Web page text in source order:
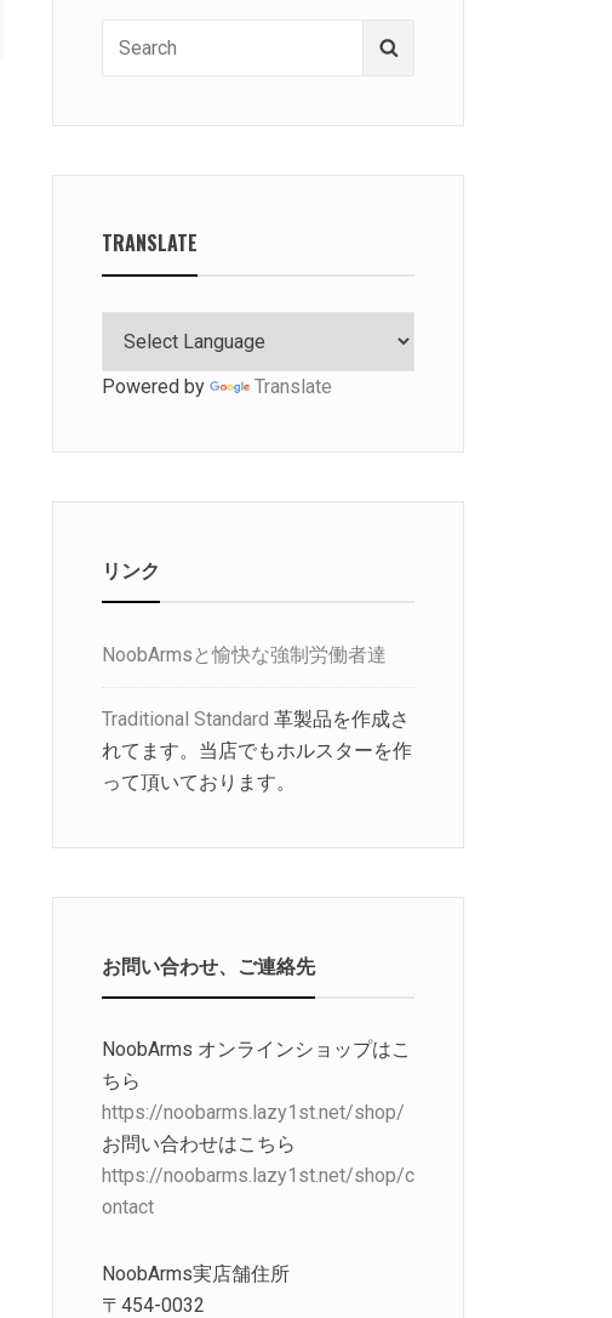
TRANSLATE
Powered by Translate
リンク
NoobArmsと愉快な強制労働者達
Traditional Standard 革製品を作成さ
れてます。当店でもホルスターを作
って頂いております。
お問い合わせ、ご連絡先
NoobArms オンラインショップはこ
ちら
https://noobarms.lazy1st.net/shop/
お問い合わせはこちら
https://noobarms.lazy1st.net/shop/c
ontact
NoobArms実店舗住所
〒454-0032